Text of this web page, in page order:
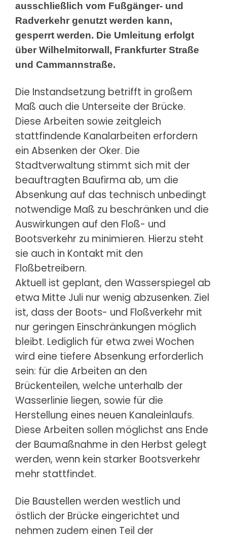
ausschließlich vom Fußgänger- und
Radverkehr genutzt werden kann,
gesperrt werden. Die Umleitung erfolgt
über Wilhelmitorwall, Frankfurter Straße
und Cammannstraße.
Die Instandsetzung betrifft in großem
Maß auch die Unterseite der Brücke.
Diese Arbeiten sowie zeitgleich
stattfindende Kanalarbeiten erfordern
ein Absenken der Oker. Die
Stadtverwaltung stimmt sich mit der
beauftragten Baufirma ab, um die
Absenkung auf das technisch unbedingt
notwendige Maß zu beschränken und die
Auswirkungen auf den Floß- und
Bootsverkehr zu minimieren. Hierzu steht
sie auch in Kontakt mit den
Floßbetreibern.
Aktuell ist geplant, den Wasserspiegel ab
etwa Mitte Juli nur wenig abzusenken. Ziel
ist, dass der Boots- und Floßverkehr mit
nur geringen Einschränkungen möglich
bleibt. Lediglich für etwa zwei Wochen
wird eine tiefere Absenkung erforderlich
sein: für die Arbeiten an den
Brückenteilen, welche unterhalb der
Wasserlinie liegen, sowie für die
Herstellung eines neuen Kanaleinlaufs.
Diese Arbeiten sollen möglichst ans Ende
der Baumaßnahme in den Herbst gelegt
werden, wenn kein starker Bootsverkehr
mehr stattfindet.
Die Baustellen werden westlich und
östlich der Brücke eingerichtet und
nehmen zudem einen Teil der